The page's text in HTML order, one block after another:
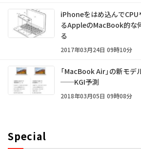
iPhoneをはめ込んで
るAppleのMacBook的な
る
2017年03月24日 09時10分
「MacBook Air」の新モデ
──KGI予測
2018年03月05日 09時08分
Special